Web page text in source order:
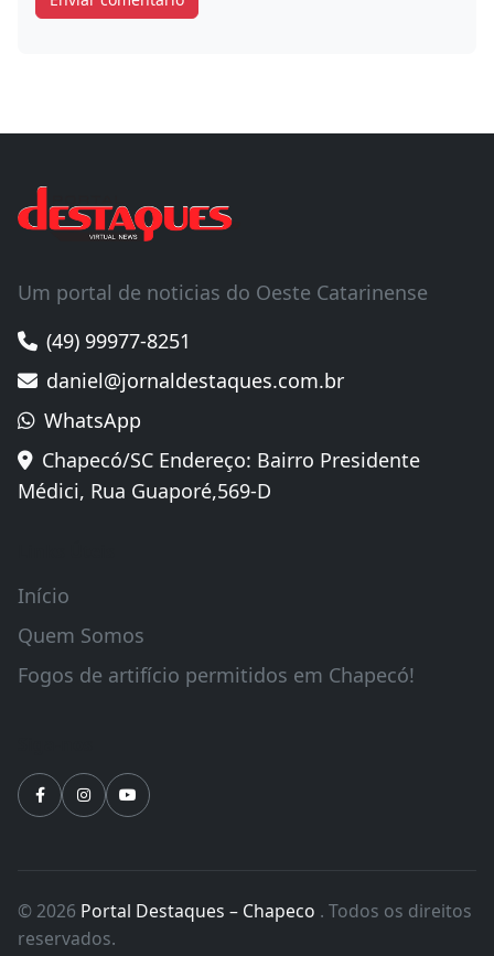
Um portal de noticias do Oeste Catarinense
(49) 99977-8251
daniel@jornaldestaques.com.br
WhatsApp
Chapecó/SC Endereço: Bairro Presidente
Médici, Rua Guaporé,569-D
Início
Quem Somos
Fogos de artifício permitidos em Chapecó!
© 2026 Portal Destaques – Chapeco . Todos os direitos
reservados.